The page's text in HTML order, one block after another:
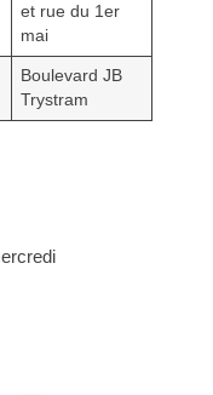
et rue du 1er
mai
Boulevard JB
Trystram